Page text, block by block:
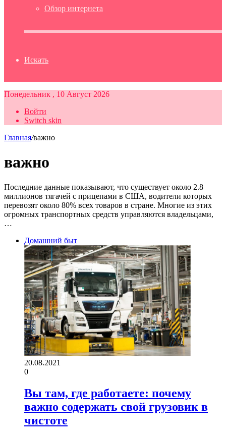
Обзор интернета
Искать
Понедельник , 10 Август 2026
Войти
Switch skin
Главная/важно
важно
Последние данные показывают, что существует около 2.8
миллионов тягачей с прицепами в США, водители которых
перевозят около 80% всех товаров в стране. Многие из этих
огромных транспортных средств управляются владельцами,
…
Домашний быт
20.08.2021
0
Вы там, где работаете: почему
важно содержать свой грузовик в
чистоте